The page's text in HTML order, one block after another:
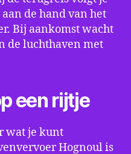
de hand van het
Bij aankomst wacht
de luchthaven met
een rijtje
wat je kunt
Hognoul is